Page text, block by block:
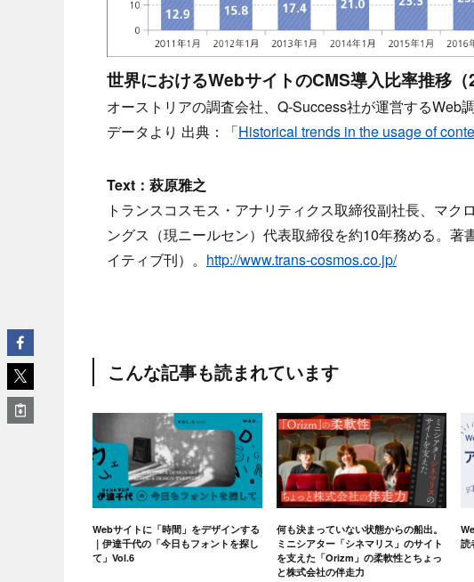
世界におけるWebサイトのCMS導入比率推移（
オーストリアの調査会社、Q-Success社が運営するWeb
データより 出典：「Historical trends in the usage of
Text：萩原雅之
トランスコスモス・アナリティクス取締役副社長、マ
ングス（現ニールセン）代表取締役を約10年務める。
イティブ刊）。 http://www.trans-cosmos.co.jp/
こんな記事も読まれています
Webサイトに「時間」をデザインする
｜伊達千代の「今日もフォントを探し
て」Vol.6
何も決まっていない状態からの船出。
ミニシアター「シネマリス」のサイト
を支えた「Orizm」の柔軟性とちょっ
と株式会社の伴走力
読